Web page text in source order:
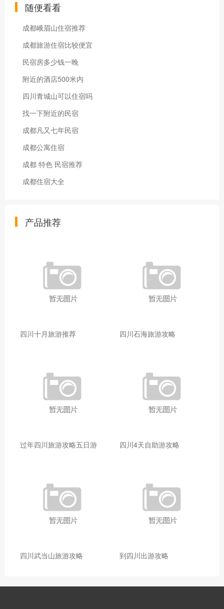
随便看看
成都峨眉山住宿推荐
成都旅游住宿比较便宜
民宿房多少钱一晚
附近的酒店500米内
四川青城山可以住宿吗
找一下附近的民宿
成都凡又七年民宿
成都公寓住宿
成都 特色 民宿推荐
成都住宿大全
产品推荐
四川十月旅游推荐 四川石海旅游攻略
过年四川旅游攻略五日游 四川4天自助游攻略
四川武当山旅游攻略 到四川出游攻略